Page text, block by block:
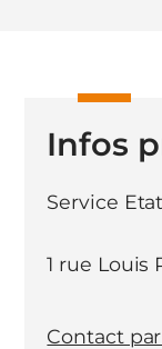
Infos
Service
1 rue Louis
Contact